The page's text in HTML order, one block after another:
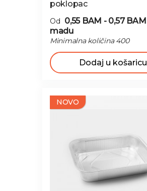
poklopac
Od 0,55 BAM - 0,57 BAM
madu
Minimalna količina 400
Dodaj u košaricu
NOVO